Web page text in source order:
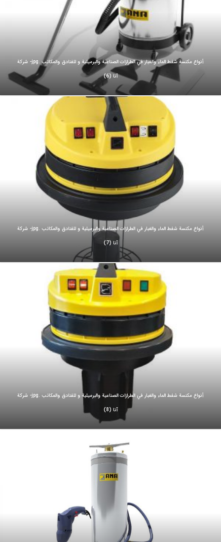
أنواع مكنسة شفط الماء والغبار في الطرازات الصناعية والبرميلية و للفنادق والمكاتب .jpg- شركة
آنا (6)
أنواع مكنسة شفط الماء والغبار في الطرازات الصناعية والبرميلية و للفنادق والمكاتب .jpg- شركة
آنا (7)
أنواع مكنسة شفط الماء والغبار في الطرازات الصناعية والبرميلية و للفنادق والمكاتب .jpg- شركة
آنا (8)